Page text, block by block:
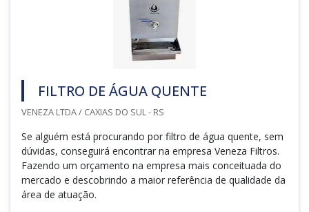
FILTRO DE ÁGUA QUENTE
VENEZA LTDA / CAXIAS DO SUL - RS
Se alguém está procurando por filtro de água quente, sem
dúvidas, conseguirá encontrar na empresa Veneza Filtros.
Fazendo um orçamento na empresa mais conceituada do
mercado e descobrindo a maior referência de qualidade da
área de atuação.